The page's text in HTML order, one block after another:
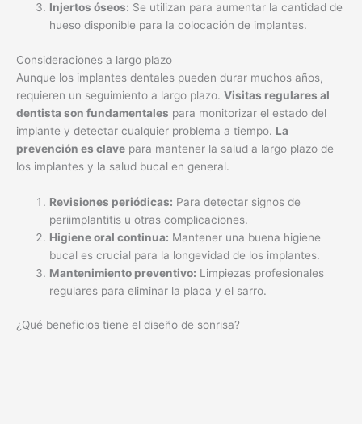
Injertos óseos: Se utilizan para aumentar la cantidad de
hueso disponible para la colocación de implantes.
Consideraciones a largo plazo
Aunque los implantes dentales pueden durar muchos años,
requieren un seguimiento a largo plazo. Visitas regulares al
dentista son fundamentales para monitorizar el estado del
implante y detectar cualquier problema a tiempo. La
prevención es clave para mantener la salud a largo plazo de
los implantes y la salud bucal en general.
Revisiones periódicas: Para detectar signos de
periimplantitis u otras complicaciones.
Higiene oral continua: Mantener una buena higiene
bucal es crucial para la longevidad de los implantes.
Mantenimiento preventivo: Limpiezas profesionales
regulares para eliminar la placa y el sarro.
¿Qué beneficios tiene el diseño de sonrisa?